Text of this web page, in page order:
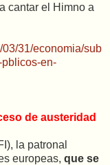
cantar el Himno a
31/economia/sub
en-
de austeridad
la patronal
europeas, que se